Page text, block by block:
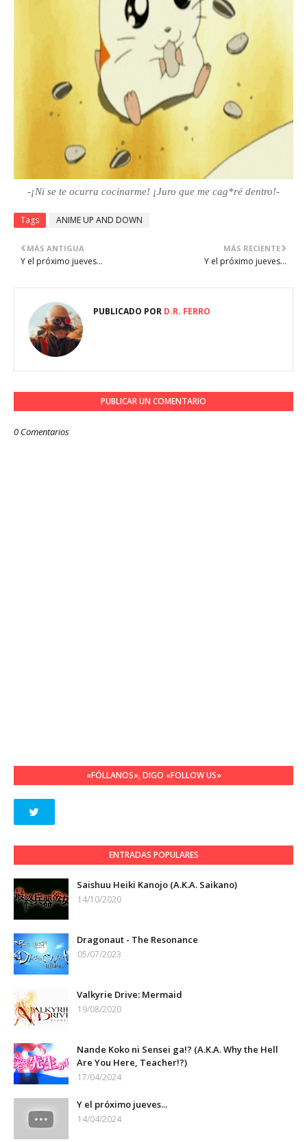
-¡Ni se te ocurra cocinarme! ¡Juro que me cag*ré dentro!-
Tags ANIME UP AND DOWN
MÁS RECIENTE
Y el próximo jueves...
MÁS ANTIGUA
Y el próximo jueves...
PUBLICADO POR D.R. FERRO
PUBLICAR UN COMENTARIO
0 Comentarios
«FÓLLANOS», DIGO «FOLLOW US»
ENTRADAS POPULARES
Saishuu Heiki Kanojo (A.K.A. Saikano)
14/10/2020
Dragonaut - The Resonance
05/07/2023
Valkyrie Drive: Mermaid
19/08/2020
Nande Koko ni Sensei ga!? (A.K.A. Why the Hell
Are You Here, Teacher!?)
17/04/2024
Y el próximo jueves...
14/04/2024